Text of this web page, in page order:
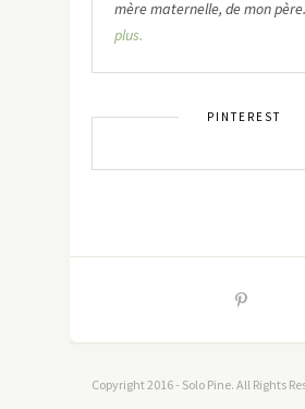
mère maternelle, de mon
plus.
PINTEREST
Copyright 2016 - Solo Pine. All Rights